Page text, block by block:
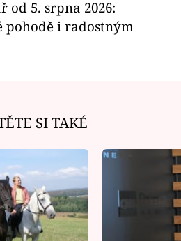
5. srpna 2026:
pohodě i radostným
SI TAKÉ